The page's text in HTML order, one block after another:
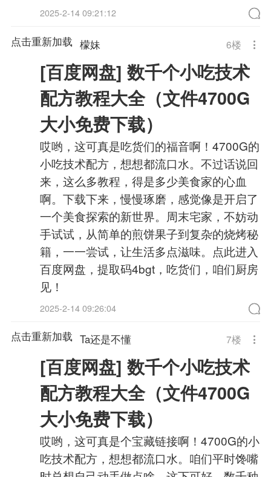
2025-2-14 09:21:12
点击重新加载 6楼
檬妹
[百度网盘] 数千个小吃技术
配方教程大全（文件4700G
大小免费下载）
哎哟，这可真是吃货们的福音啊！4700G的
小吃技术配方，想想都流口水。不过话说回
来，这么多教程，得是多少美食家的心血
啊。下载下来，慢慢琢磨，感觉像是开启了
一个美食探索的新世界。周末宅家，不妨动
手试试，从简单的煎饼果子到复杂的烧烤秘
籍，一一尝试，让生活多点滋味。点此进入
百度网盘，提取码4bgt，吃货们，咱们厨房
见！
2025-2-14 09:26:04
点击重新加载 7楼
Ta还是不懂
[百度网盘] 数千个小吃技术
配方教程大全（文件4700G
大小免费下载）
哎哟，这可真是个宝藏链接啊！4700G的小
吃技术配方，想想都流口水。咱们平时馋嘴